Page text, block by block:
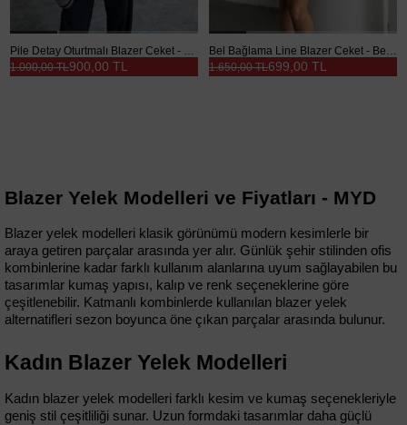
Pile Detay Oturtmalı Blazer Ceket - Siyah
900,00 TL
1.000,00 TL
Bel Bağlama Line Blazer Ceket - Beyaz
699,00 TL
1.650,00 TL
Blazer Yelek Modelleri ve Fiyatları - MYD
Blazer yelek modelleri klasik görünümü modern kesimlerle bir
araya getiren parçalar arasında yer alır. Günlük şehir stilinden ofis
kombinlerine kadar farklı kullanım alanlarına uyum sağlayabilen bu
tasarımlar kumaş yapısı, kalıp ve renk seçeneklerine göre
çeşitlenebilir. Katmanlı kombinlerde kullanılan blazer yelek
alternatifleri sezon boyunca öne çıkan parçalar arasında bulunur.
Kadın Blazer Yelek Modelleri
Kadın blazer yelek modelleri farklı kesim ve kumaş seçenekleriyle
geniş stil çeşitliliği sunar. Uzun formdaki tasarımlar daha güçlü